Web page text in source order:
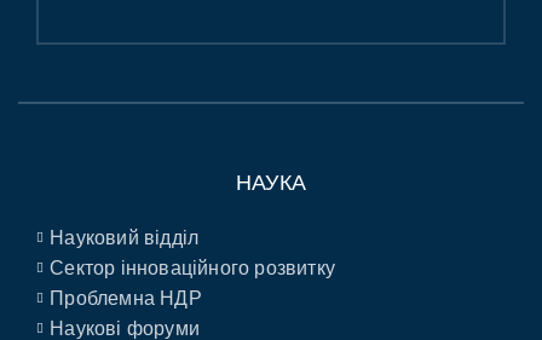
НАУКА
Науковий відділ
Сектор інноваційного розвитку
Проблемна НДР
Наукові форуми